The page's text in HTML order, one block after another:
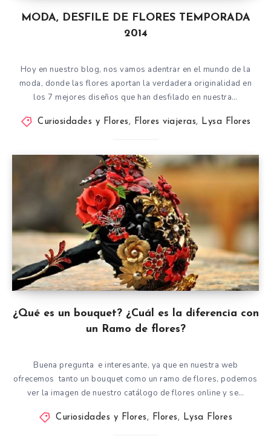
MODA, DESFILE DE FLORES TEMPORADA
2014
Hoy en nuestro blog, nos vamos adentrar en el mundo de la
moda, donde las flores aportan la verdadera originalidad en
los 7 mejores diseños que han desfilado en nuestra…
Curiosidades y Flores, Flores viajeras, Lysa Flores
¿Qué es un bouquet? ¿Cuál es la diferencia con
un Ramo de flores?
Buena pregunta e interesante, ya que en nuestra web
ofrecemos tanto un bouquet como un ramo de flores, podemos
ver la imagen de nuestro catálogo de flores online y se…
Curiosidades y Flores, Flores, Lysa Flores